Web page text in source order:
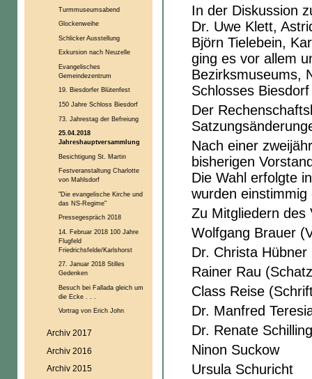
In der Diskussion
Dr. Uwe Klett,
Björn Tielebein,
ging es vor allem
Bezirksmuseums,
Schlosses
Der
Nach einer
bisherigen
Die Wahl erfolgte
wurden einstimmig
Zu Mitgliedern des
Wolfgang Brauer
Dr. Christa
Rainer Rau
Class Reise
Dr. Manfred
Dr. Renate Schilling
Ninon Suckow
Ursula Schuricht
Turmmuseumsabend
Glockenweihe
Schlicker Ausstellung
Exkursion nach Neuzelle
Evangelisches
Gemeindezentrum
19. Biesdorfer Blütenfest
150 Jahre Schloss Biesdorf
73. Jahrestag der Befreiung
25.04.2018
Jahreshauptversammlung
Besichtigung St. Martin
Festveranstaltung Charlotte
von Mahlsdorf
"Die evangelische Kirche und
das NS-Regime"
Pressegespräch 2018
14. Februar 2018 100 Jahre
Flugfeld
Friedrichsfelde/Karlshorst
27. Januar 2018 Stilles
Gedenken
Besuch bei Fallada gleich um
die Ecke . . .
Vortrag von Erich John
Archiv 2017
Archiv 2016
Archiv 2015